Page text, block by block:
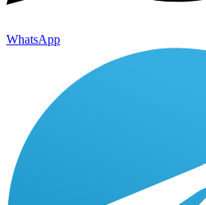
WhatsApp